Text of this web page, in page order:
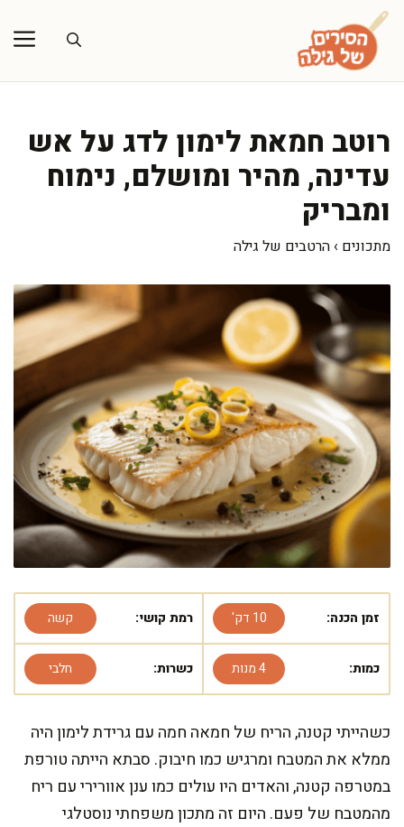
לדלג
לתוכן
רוטב חמאת לימון לדג על אש
עדינה, מהיר ומושלם, נימוח
ומבריק
מתכונים › הרטבים של גילה
זמן הכנה: 10 דק' רמת קושי: קשה
כמות: 4 מנות כשרות: חלבי
כשהייתי קטנה, הריח של חמאה חמה עם גרידת לימון היה
ממלא את המטבח ומרגיש כמו חיבוק. סבתא הייתה טורפת
במטרפה קטנה, והאדים היו עולים כמו ענן אוורירי עם ריח
מהמטבח של פעם. היום זה מתכון משפחתי נוסטלגי